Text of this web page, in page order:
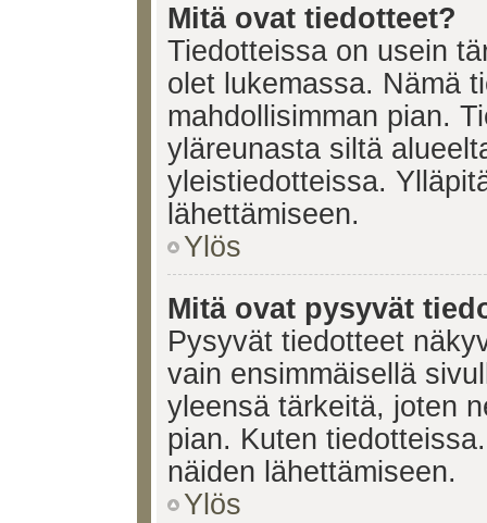
Mitä ovat tiedotteet?
Tiedotteissa on usein
olet lukemassa. Nämä
mahdollisimman pian.
yläreunasta siltä
yleistiedotteissa.
lähettämiseen.
Ylös
Mitä ovat pysyvät
Pysyvät tiedotteet
vain ensimmäisellä
yleensä tärkeitä, joten
pian. Kuten
näiden lähettämiseen.
Ylös